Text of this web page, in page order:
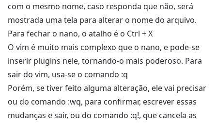
com o mesmo nome, caso responda que não, será
mostrada uma tela para alterar o nome do arquivo.
Para fechar o nano, o atalho é o Ctrl + X
O vim é muito mais complexo que o nano, e pode-se
inserir plugins nele, tornando-o mais poderoso. Para
sair do vim, usa-se o comando :q
Porém, se tiver feito alguma alteração, ele vai precisar
ou do comando :wq, para confirmar, escrever essas
mudanças e sair, ou do comando :q!, que cancela as